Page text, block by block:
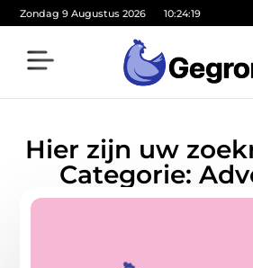
Zondag 9 Augustus 2026 10:24:19
Hier zijn uw
Categorie: